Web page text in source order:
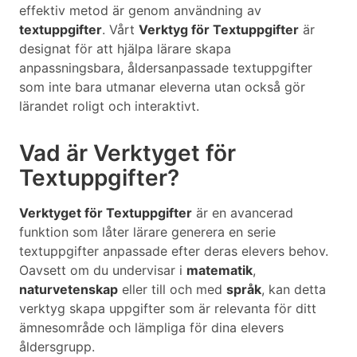
effektiv metod är genom användning av
textuppgifter. Vårt Verktyg för Textuppgifter är
designat för att hjälpa lärare skapa
anpassningsbara, åldersanpassade textuppgifter
som inte bara utmanar eleverna utan också gör
lärandet roligt och interaktivt.
Vad är Verktyget för
Textuppgifter?
Verktyget för Textuppgifter är en avancerad
funktion som låter lärare generera en serie
textuppgifter anpassade efter deras elevers behov.
Oavsett om du undervisar i matematik,
naturvetenskap eller till och med språk, kan detta
verktyg skapa uppgifter som är relevanta för ditt
ämnesområde och lämpliga för dina elevers
åldersgrupp.